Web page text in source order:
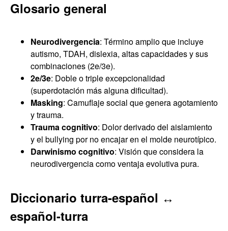
Glosario general
Neurodivergencia: Término amplio que incluye
autismo, TDAH, dislexia, altas capacidades y sus
combinaciones (2e/3e).
2e/3e: Doble o triple excepcionalidad
(superdotación más alguna dificultad).
Masking: Camuflaje social que genera agotamiento
y trauma.
Trauma cognitivo: Dolor derivado del aislamiento
y el bullying por no encajar en el molde neurotípico.
Darwinismo cognitivo: Visión que considera la
neurodivergencia como ventaja evolutiva pura.
Diccionario turra-español ↔
español-turra